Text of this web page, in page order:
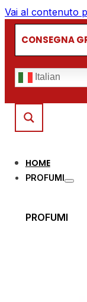
Vai al contenuto
CONSEGNA
Italian
HOME
PROFUMI
PROFUMI